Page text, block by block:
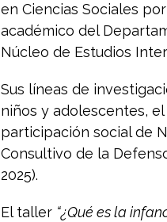
en Ciencias Sociales
académico del
Núcleo de Estudios
Sus líneas de
niños y adolescentes,
participación social de
Consultivo de la
2025).
El taller “¿Qué es la